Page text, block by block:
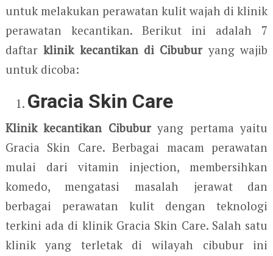
untuk melakukan perawatan kulit wajah di klinik
perawatan kecantikan. Berikut ini adalah 7
daftarklinik kecantikan di Cibuburyang wajib
untuk dicoba:
Gracia Skin Care
Klinik kecantikan Cibuburyang pertama yaitu
Gracia Skin Care.Berbagai macam perawatan
mulai dari vitamin injection, membersihkan
komedo, mengatasi masalah jerawat dan
berbagai perawatan kulit dengan teknologi
terkini ada di klinik Gracia Skin Care. Salah satu
klinik yang terletak di wilayah cibubur ini